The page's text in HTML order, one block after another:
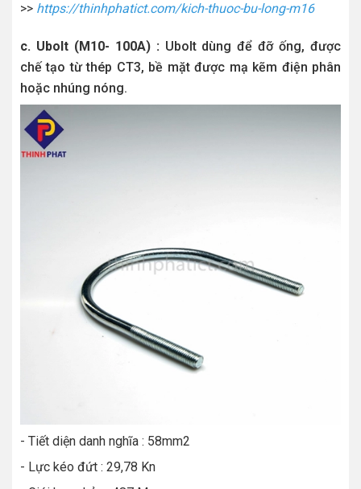
>> https://thinhphatict.com/kich-thuoc-bu-long-m16
c. Ubolt (M10- 100A) : Ubolt dùng để đỡ ống, được
chế tạo từ thép CT3, bề mặt được mạ kẽm điện phân
hoặc nhúng nóng.
- Tiết diện danh nghĩa : 58mm2
- Lực kéo đứt : 29,78 Kn